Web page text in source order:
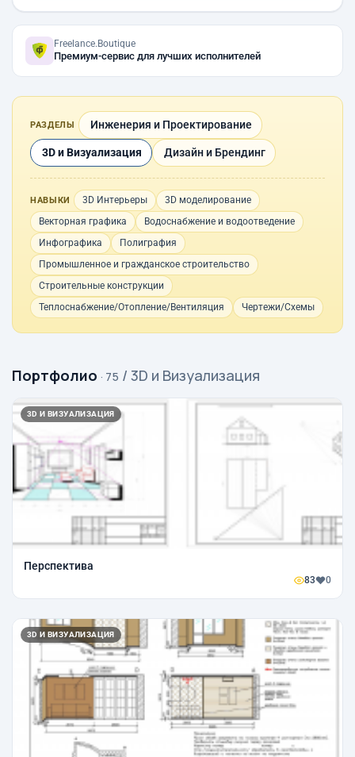
Freelance.Boutique
Премиум-сервис для лучших исполнителей
РАЗДЕЛЫ Инженерия и Проектирование
3D и Визуализация Дизайн и Брендинг
НАВЫКИ 3D Интерьеры
3D моделирование
Векторная графика
Водоснабжение и водоотведение
Инфографика
Полиграфия
Промышленное и гражданское строительство
Строительные конструкции
Теплоснабжение/Отопление/Вентиляция
Чертежи/Схемы
Портфолио · 75 / 3D и Визуализация
3D И ВИЗУАЛИЗАЦИЯ
Перспектива
83 0
3D И ВИЗУАЛИЗАЦИЯ